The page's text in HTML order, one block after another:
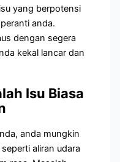
yang berpotensi
anda.
dengan segera
kekal lancar dan
Isu Biasa
anda mungkin
aliran udara